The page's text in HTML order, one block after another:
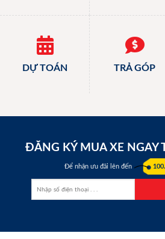
DỰ TOÁN TRẢ GÓP
ĐĂNG KÝ MUA XE NGAY
Để nhận ưu đãi lên đến